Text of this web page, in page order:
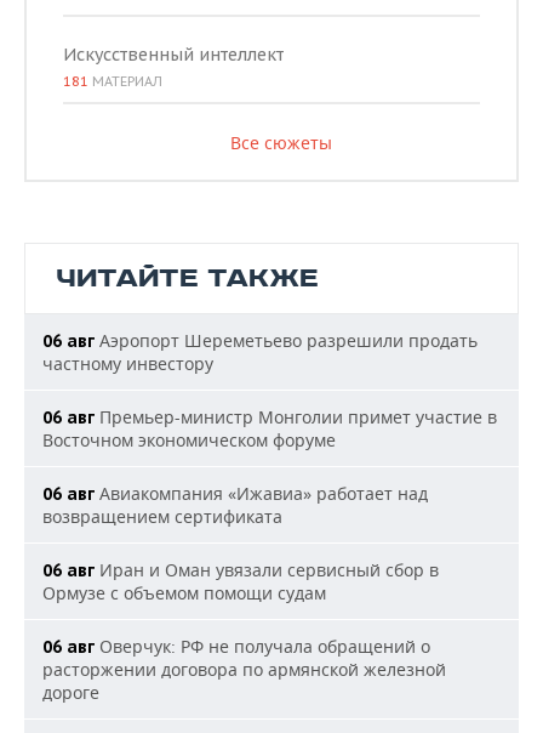
Искусственный интеллект
181 МАТЕРИАЛ
Все сюжеты
ЧИТАЙТЕ ТАКЖЕ
06 авг Аэропорт Шереметьево разрешили продать
частному инвестору
06 авг Премьер-министр Монголии примет участие в
Восточном экономическом форуме
06 авг Авиакомпания «Ижавиа» работает над
возвращением сертификата
06 авг Иран и Оман увязали сервисный сбор в
Ормузе с объемом помощи судам
06 авг Оверчук: РФ не получала обращений о
расторжении договора по армянской железной
дороге